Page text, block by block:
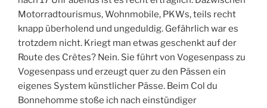
Motorradtourismus, Wohnmobile, PKWs, teils recht
knapp überholend und ungeduldig. Gefährlich war es
trotzdem nicht. Kriegt man etwas geschenkt auf der
Route des Crètes? Nein. Sie führt von Vogesenpass zu
Vogesenpass und erzeugt quer zu den Pässen ein
eigenes System künstlicher Pässe. Beim Col du
Bonnehomme stoße ich nach einstündiger